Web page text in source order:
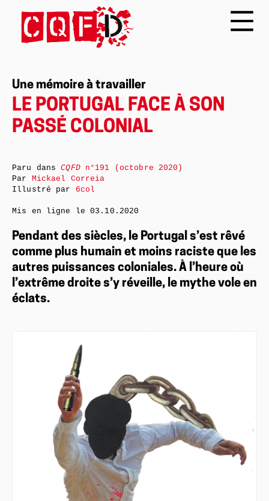
Une mémoire à travailler
LE PORTUGAL FACE À SON
PASSÉ COLONIAL
Pendant des siècles, le Portugal s’est rêvé
comme plus humain et moins raciste que les
autres puissances coloniales. À l’heure où
l’extrême droite s’y réveille, le mythe vole en
éclats.
Paru dansCQFDn°191 (octobre 2020)
Par Mickael Correia
Illustré par 6col
Mis en ligne le03.10.2020